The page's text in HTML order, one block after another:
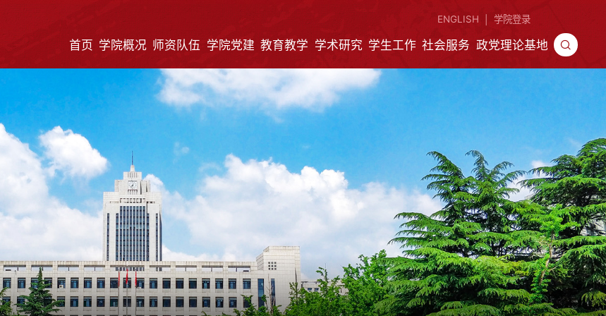
ENGLISH 学院登录
首页 学院概况 师资队伍 学院党建 教育教学 学术研究 学生工作 社会服务 政党理论基地